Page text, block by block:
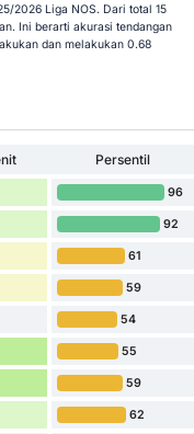
2026 Liga NOS. Dari total 15
Ini berarti akurasi tendangan
dan melakukan 0.68
Persentil
96
92
61
59
54
55
59
62